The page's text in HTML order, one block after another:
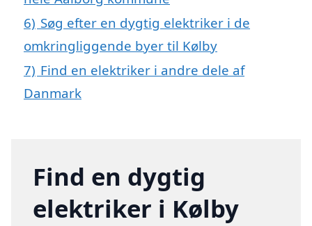
6) Søg efter en dygtig elektriker i de
omkringliggende byer til Kølby
7) Find en elektriker i andre dele af
Danmark
Find en dygtig
elektriker i Kølby